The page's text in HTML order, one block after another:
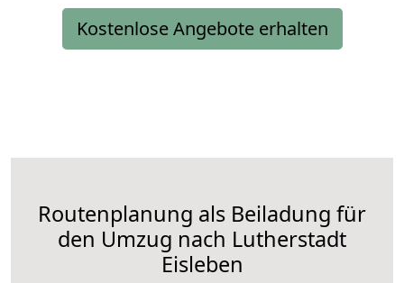
Kostenlose Angebote erhalten
Routenplanung als Beiladung für
den Umzug nach Lutherstadt
Eisleben